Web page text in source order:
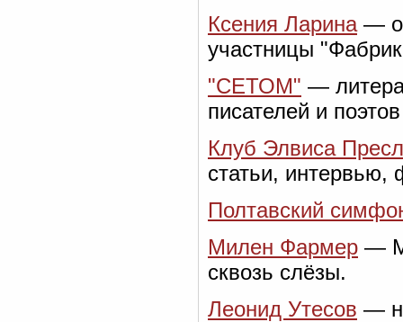
Ксения Ларина—
участницы
"СЕТОМ" —
писателей и
Клуб Элвиса
статьи, интервью,
Полтавский
Милен Фармер —
сквозь слёзы.
Леонид Утесов —